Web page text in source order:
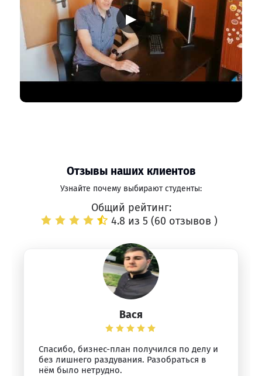
▶
Отзывы наших клиентов
Узнайте почему выбирают студенты:
Общий рейтинг:
4.8 из 5 (60 отзывов )
Вася
Спасибо, бизнес-план получился по делу и
без лишнего раздувания. Разобраться в
нём было нетрудно.